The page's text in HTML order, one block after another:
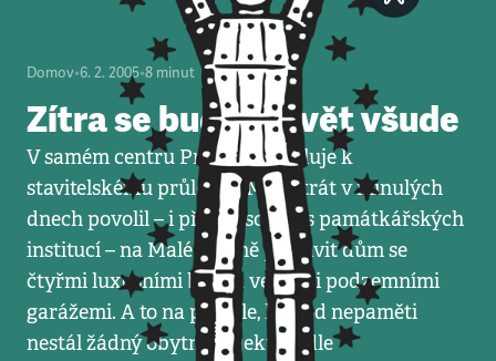
Domov•6. 2. 2005•8 minut
Zítra se bude stavět všude
V samém centru Prahy se schyluje k
stavitelskému průlomu. Magistrát v minulých
dnech povolil – i přes nesouhlas památkářských
institucí – na Malé Straně postavit dům se
čtyřmi luxusními byty a velkými podzemními
garážemi. A to na parcele, kde od nepaměti
nestál žádný obytný objekt. Podle